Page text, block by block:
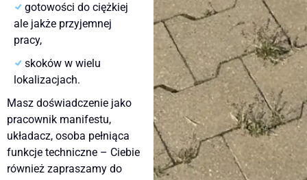
gotowości do ciężkiej
ale jakże przyjemnej
pracy,
skoków w wielu
lokalizacjach.
Masz doświadczenie jako
pracownik manifestu,
układacz, osoba pełniąca
funkcje techniczne – Ciebie
również zapraszamy do